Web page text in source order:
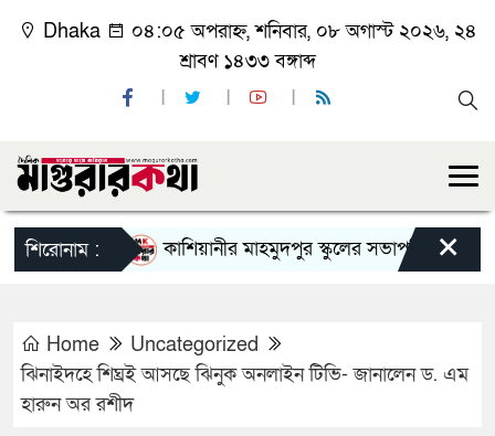
Dhaka
০৪:০৫ অপরাহ্ন, শনিবার, ০৮ অগাস্ট ২০২৬, ২৪
শ্রাবণ ১৪৩৩ বঙ্গাব্দ
শিরোনাম : কাশিয়ানীর মাহমুদপুর স্কুলের সভাপতি হলেন গোবিন্দ
×
Home
Uncategorized
ঝিনাইদহে শিঘ্রই আসছে ঝিনুক অনলাইন টিভি- জানালেন ড. এম
হারুন অর রশীদ